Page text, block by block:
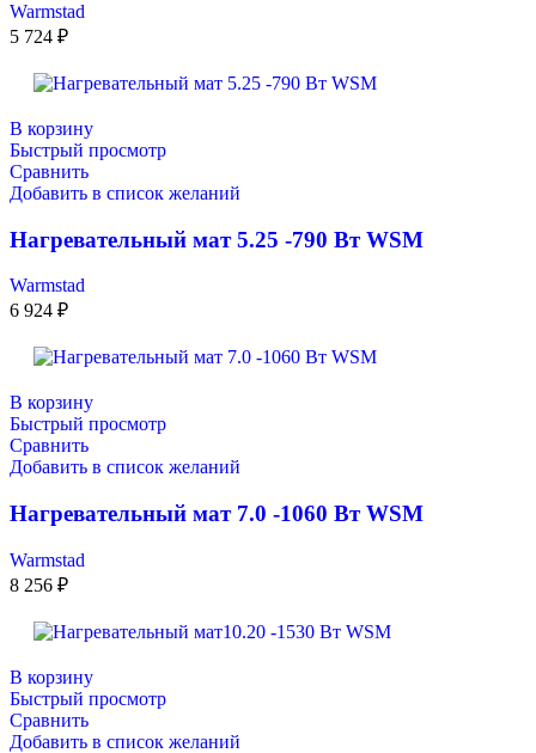
Warmstad
5 724 ₽
В корзину
Быстрый просмотр
Сравнить
Добавить в список желаний
Нагревательный мат 5.25 -790 Вт WSM
Warmstad
6 924 ₽
В корзину
Быстрый просмотр
Сравнить
Добавить в список желаний
Нагревательный мат 7.0 -1060 Вт WSM
Warmstad
8 256 ₽
В корзину
Быстрый просмотр
Сравнить
Добавить в список желаний